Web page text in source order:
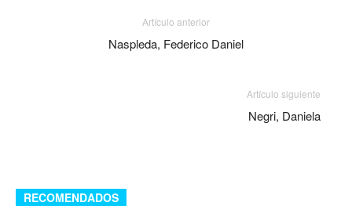
Artículo anterior
Naspleda, Federico Daniel
Artículo siguiente
Negri, Daniela
RECOMENDADOS